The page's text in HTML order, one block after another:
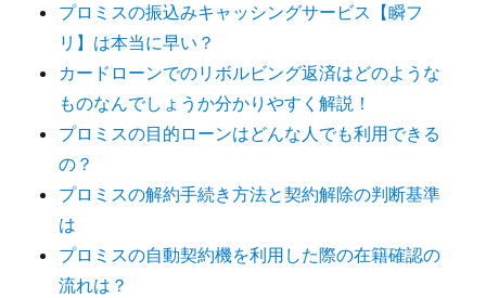
プロミスの振込みキャッシングサービス【瞬フ
リ】は本当に早い？
カードローンでのリボルビング返済はどのような
ものなんでしょうか分かりやすく解説！
プロミスの目的ローンはどんな人でも利用できる
の？
プロミスの解約手続き方法と契約解除の判断基準
は
プロミスの自動契約機を利用した際の在籍確認の
流れは？